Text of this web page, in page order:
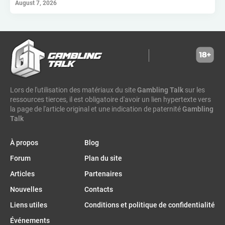
gambia
hollywoodbets
scout gaming group
high roller technologies
hammertime games
greentube
spin win ne group
somalia
south sudan
wicked games
caleta gaming
evenbet novusbet ngm game
kendoo
enjoy gaming
August 7, 2026
Lors de l'utilisation des matériaux du siteGambling Talk sur les
ressources tierces, il est obligatoire d'avoir un lien hypertexte vers
la page de l'article original et une indication de paternitéGambling
Talk
À propos
Forum
Articles
Nouvelles
Liens utiles
Événements
Blog
Plan du site
Partenaires
Contacts
Conditions et politique de confidentialité